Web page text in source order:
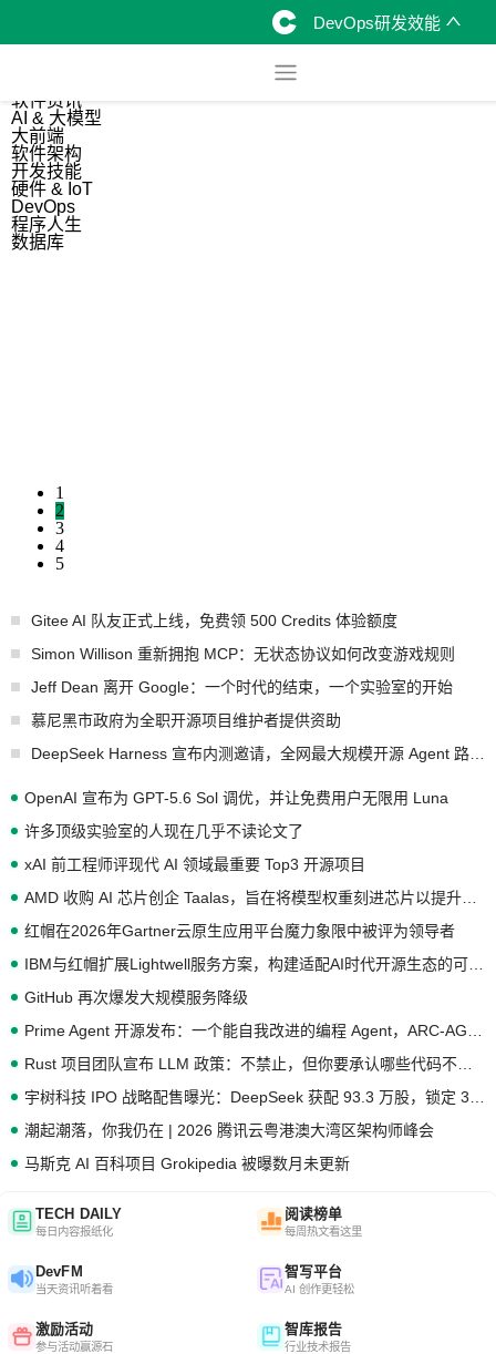
DevOps研发效能
软件资讯
AI & 大模型
大前端
软件架构
开发技能
硬件 & IoT
DevOps
程序人生
数据库
1
2
3
4
5
Gitee AI 队友正式上线，免费领 500 Credits 体验额度
Simon Willison 重新拥抱 MCP：无状态协议如何改变游戏规则
Jeff Dean 离开 Google：一个时代的结束，一个实验室的开始
慕尼黑市政府为全职开源项目维护者提供资助
OpenAI 宣布为 GPT-5.6 Sol 调优，并让免费用户无限用 Luna
许多顶级实验室的人现在几乎不读论文了
xAI 前工程师评现代 AI 领域最重要 Top3 开源项目
红帽在2026年Gartner云原生应用平台魔力象限中被评为领导者
GitHub 再次爆发大规模服务降级
潮起潮落，你我仍在 | 2026 腾讯云粤港澳大湾区架构师峰会
马斯克 AI 百科项目 Grokipedia 被曝数月未更新
TECH DAILY
每日内容报纸化
阅读榜单
每周热文看这里
DevFM
当天资讯听着看
智写平台
AI 创作更轻松
激励活动
参与活动赢源石
智库报告
行业技术报告